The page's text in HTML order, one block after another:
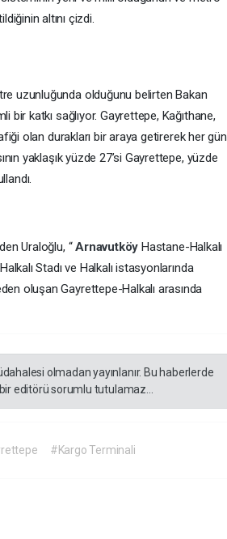
altını çizdi.
uzunluğunda olduğunu belirten Bakan
bir katkı sağlıyor. Gayrettepe, Kağıthane,
olan durakları bir araya getirerek her gün
yaklaşık yüzde 27’si Gayrettepe, yüzde
Uraloğlu, “ArnavutköyHastane-Halkalı
Stadı ve Halkalı istasyonlarında
oluşan Gayrettepe-Halkalı arasında
olmadan yayınlanır. Bu haberlerde
editörü sorumlu tutulamaz...
#Kargo Terminali